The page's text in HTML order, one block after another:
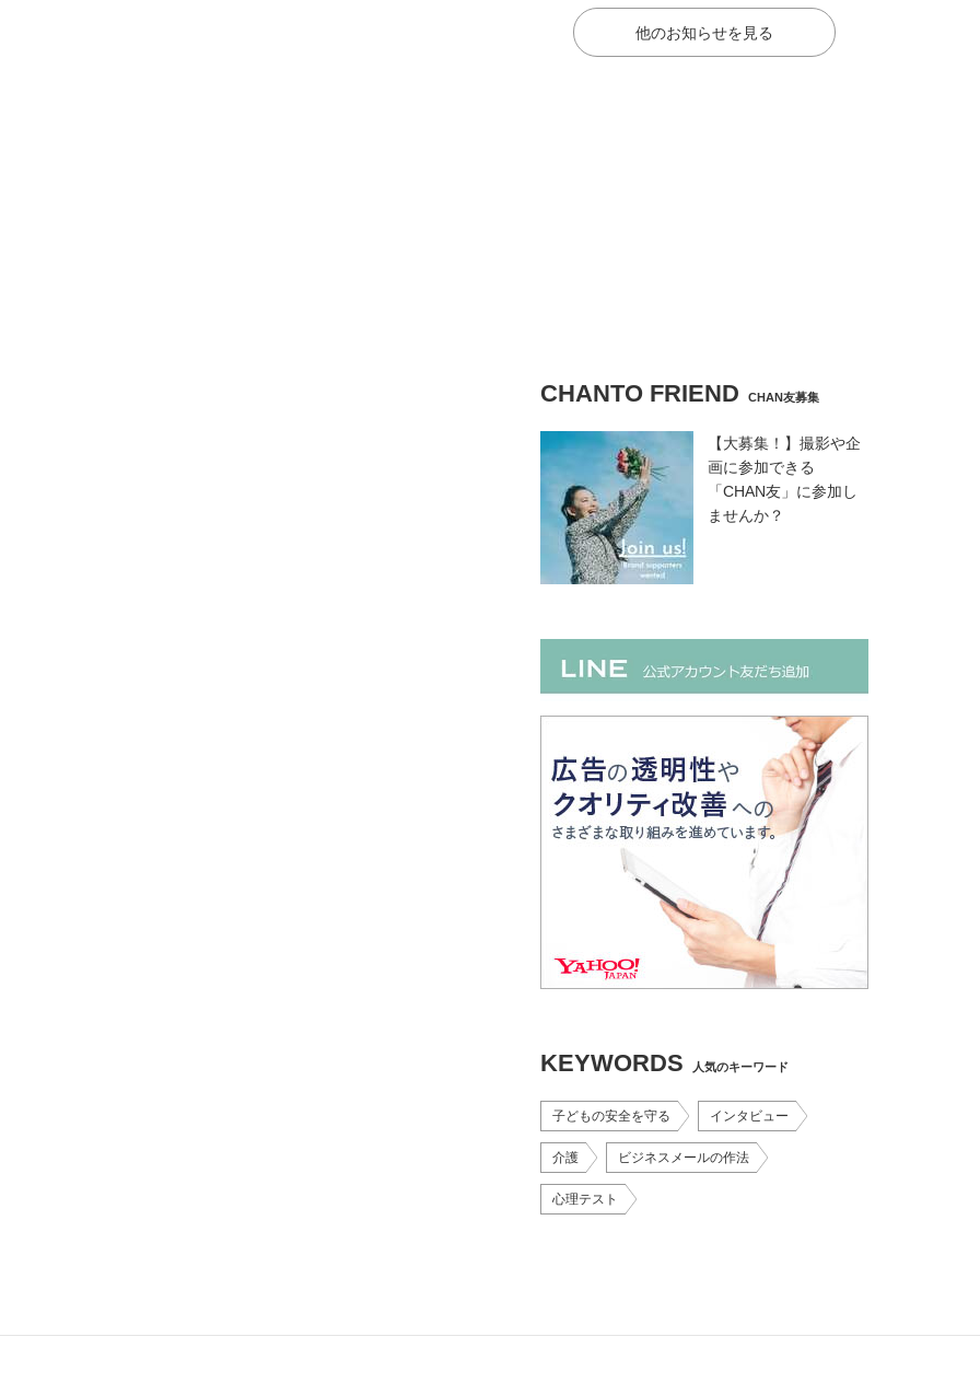
他のお知らせを見る
CHANTO FRIEND CHAN友募集
【大募集！】撮影や企
画に参加できる
「CHAN友」に参加し
ませんか？
KEYWORDS 人気のキーワード
子どもの安全を守る インタビュー
介護 ビジネスメールの作法
心理テスト